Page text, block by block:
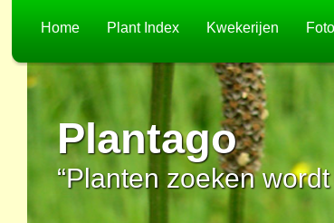
Home Plant Index Kwekerijen
Plantago
“Planten zoeken